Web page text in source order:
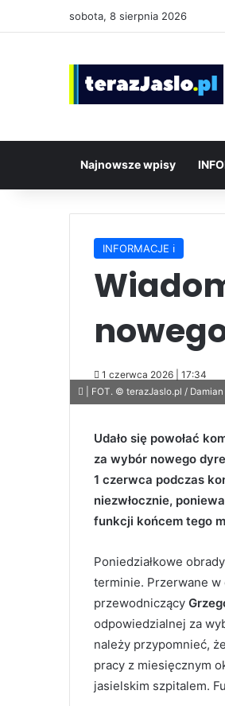
sobota, 8 sierpnia 2026
Najnowsze wpisy
INFORMACJE ℹ️
1 czerwca 2026 | 17:34
| FOT. © terazJaslo.pl / Damian
Udało się powołać
za wybór nowego
1 czerwca podczas
niezwłocznie,
funkcji końcem tego
Poniedziałkowe
terminie. Przerwane w
przewodniczący
odpowiedzialnej za
należy przypomnieć, że
pracy z miesięcznym
jasielskim szpitalem.